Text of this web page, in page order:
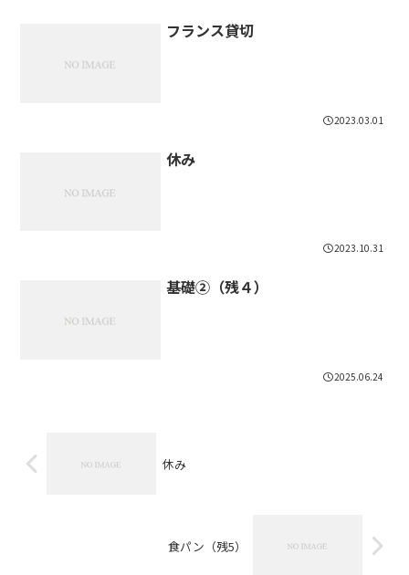
フランス貸切
2023.03.01
休み
2023.10.31
基礎②（残４）
2025.06.24
休み
食パン（残5）